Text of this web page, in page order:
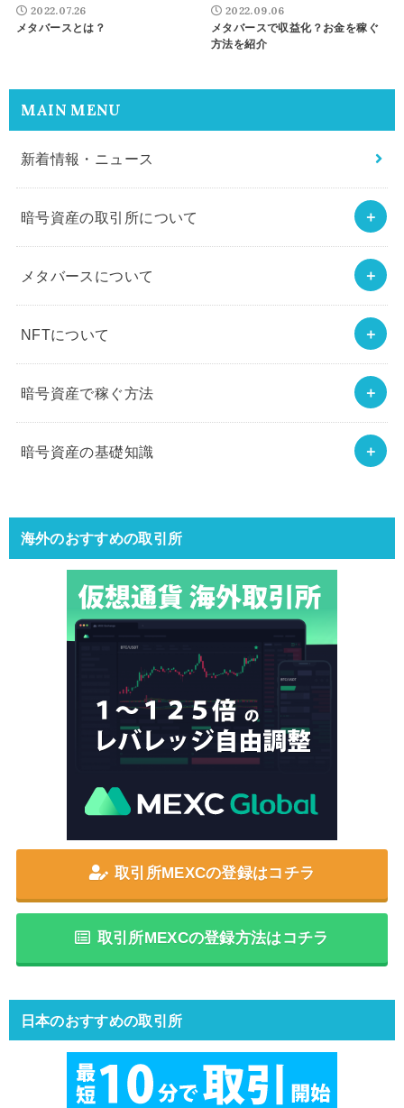
2022.07.26
メタバースとは？
2022.09.06
メタバースで収益化？お金を稼ぐ
方法を紹介
MAIN MENU
新着情報・ニュース
暗号資産の取引所について
メタバースについて
NFTについて
暗号資産で稼ぐ方法
暗号資産の基礎知識
海外のおすすめの取引所
取引所MEXCの登録はコチラ
取引所MEXCの登録方法はコチラ
日本のおすすめの取引所